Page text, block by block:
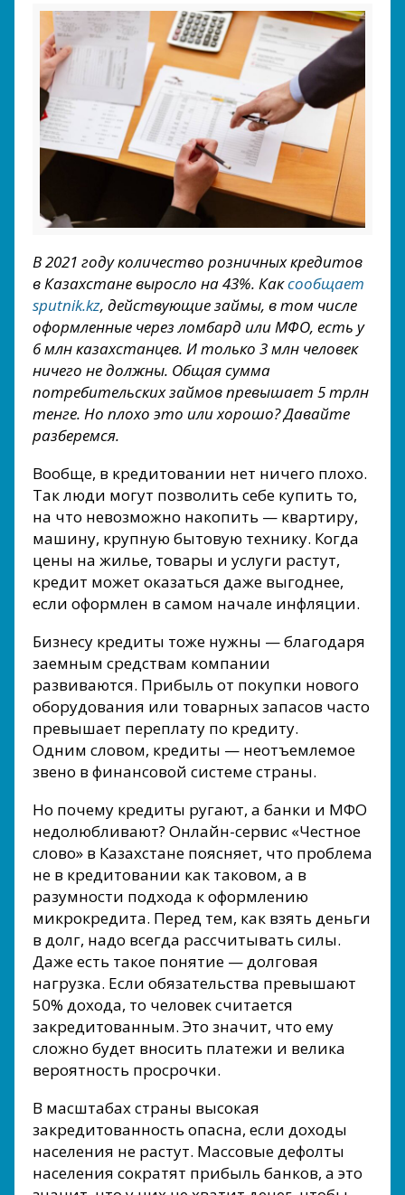
В 2021 году количество розничных кредитов
в Казахстане выросло на 43%. Каксообщает
sputnik.kz, действующие займы, в том числе
оформленные через ломбард или МФО, есть у
6 млн казахстанцев. И только 3 млн человек
ничего не должны. Общая сумма
потребительских займов превышает 5 трлн
тенге. Но плохо это или хорошо? Давайте
разберемся.
Вообще, в кредитовании нет ничего плохо.
Так люди могут позволить себе купить то,
на что невозможно накопить — квартиру,
машину, крупную бытовую технику. Когда
цены на жилье, товары и услуги растут,
кредит может оказаться даже выгоднее,
если оформлен в самом начале инфляции.
Бизнесу кредиты тоже нужны — благодаря
заемным средствам компании
развиваются. Прибыль от покупки нового
оборудования или товарных запасов часто
превышает переплату по кредиту.
Одним словом, кредиты — неотъемлемое
звено в финансовой системе страны.
Но почему кредиты ругают, а банки и МФО
недолюбливают? Онлайн-сервис «Честное
слово» в Казахстане поясняет, что проблема
не в кредитовании как таковом, а в
разумности подхода к оформлению
микрокредита. Перед тем, как взять деньги
в долг, надо всегда рассчитывать силы.
Даже есть такое понятие — долговая
нагрузка. Если обязательства превышают
50% дохода, то человек считается
закредитованным. Это значит, что ему
сложно будет вносить платежи и велика
вероятность просрочки.
В масштабах страны высокая
закредитованность опасна, если доходы
населения не растут. Массовые дефолты
населения сократят прибыль банков, а это